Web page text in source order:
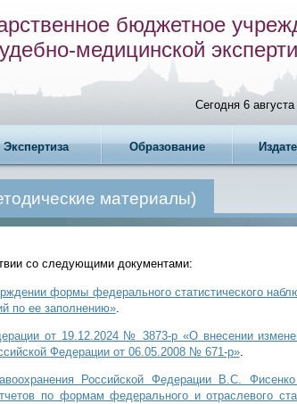
бюджетное
медицинской
Сегодня 6
Экспертиза Образование
материалы)
со следующими документами:
формы федерального статистического
по ее заполнению».
от 19.12.2024 № 3873-р «О внесении
Федерации от 06.05.2008 № 671-р».
Российской Федерации В.С.
по формам федерального и отраслевого